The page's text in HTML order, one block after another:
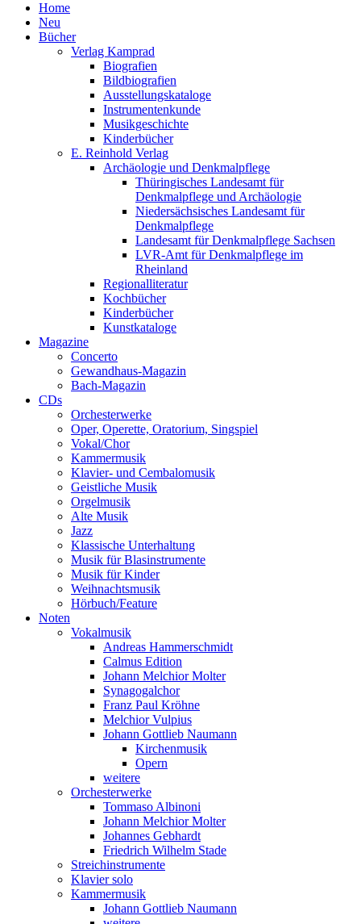
Home
Neu
Bücher
Verlag Kamprad
Biografien
Bildbiografien
Ausstellungskataloge
Instrumentenkunde
Musikgeschichte
Kinderbücher
E. Reinhold Verlag
Archäologie und Denkmalpflege
Thüringisches Landesamt für
Denkmalpflege und Archäologie
Niedersächsisches Landesamt für
Denkmalpflege
Landesamt für Denkmalpflege Sachsen
LVR-Amt für Denkmalpflege im
Rheinland
Regionalliteratur
Kochbücher
Kinderbücher
Kunstkataloge
Magazine
Concerto
Gewandhaus-Magazin
Bach-Magazin
CDs
Orchesterwerke
Oper, Operette, Oratorium, Singspiel
Vokal/Chor
Kammermusik
Klavier- und Cembalomusik
Geistliche Musik
Orgelmusik
Alte Musik
Jazz
Klassische Unterhaltung
Musik für Blasinstrumente
Musik für Kinder
Weihnachtsmusik
Hörbuch/Feature
Noten
Vokalmusik
Andreas Hammerschmidt
Calmus Edition
Johann Melchior Molter
Synagogalchor
Franz Paul Kröhne
Melchior Vulpius
Johann Gottlieb Naumann
Kirchenmusik
Opern
weitere
Orchesterwerke
Tommaso Albinoni
Johann Melchior Molter
Johannes Gebhardt
Friedrich Wilhelm Stade
Streichinstrumente
Klavier solo
Kammermusik
Johann Gottlieb Naumann